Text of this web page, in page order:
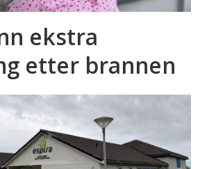
ekstra
etter brannen